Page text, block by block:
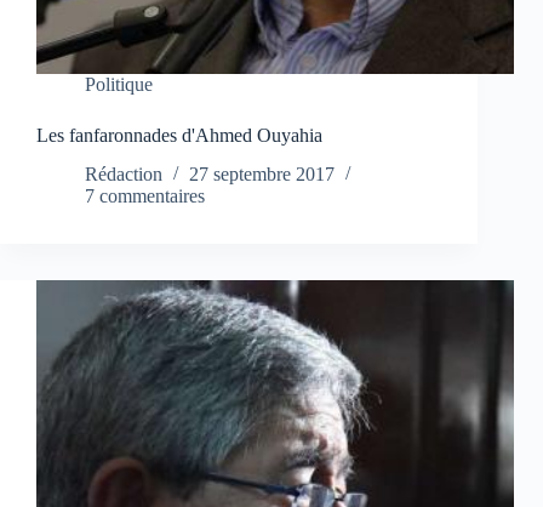
Politique
Les fanfaronnades d'Ahmed Ouyahia
Rédaction
27 septembre 2017
7 commentaires